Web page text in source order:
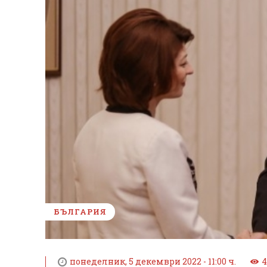
БЪЛГАРИЯ
понеделник, 5 декември 2022 - 11:00 ч.